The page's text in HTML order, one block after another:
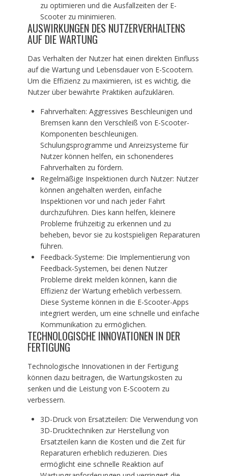
zu optimieren und die Ausfallzeiten der E-
Scooter zu minimieren.
AUSWIRKUNGEN DES NUTZERVERHALTENS
AUF DIE WARTUNG
Das Verhalten der Nutzer hat einen direkten Einfluss
auf die Wartung und Lebensdauer von E-Scootern.
Um die Effizienz zu maximieren, ist es wichtig, die
Nutzer über bewährte Praktiken aufzuklären.
Fahrverhalten: Aggressives Beschleunigen und
Bremsen kann den Verschleiß von E-Scooter-
Komponenten beschleunigen.
Schulungsprogramme und Anreizsysteme für
Nutzer können helfen, ein schonenderes
Fahrverhalten zu fördern.
Regelmäßige Inspektionen durch Nutzer: Nutzer
können angehalten werden, einfache
Inspektionen vor und nach jeder Fahrt
durchzuführen. Dies kann helfen, kleinere
Probleme frühzeitig zu erkennen und zu
beheben, bevor sie zu kostspieligen Reparaturen
führen.
Feedback-Systeme: Die Implementierung von
Feedback-Systemen, bei denen Nutzer
Probleme direkt melden können, kann die
Effizienz der Wartung erheblich verbessern.
Diese Systeme können in die E-Scooter-Apps
integriert werden, um eine schnelle und einfache
Kommunikation zu ermöglichen.
TECHNOLOGISCHE INNOVATIONEN IN DER
FERTIGUNG
Technologische Innovationen in der Fertigung
können dazu beitragen, die Wartungskosten zu
senken und die Leistung von E-Scootern zu
verbessern.
3D-Druck von Ersatzteilen: Die Verwendung von
3D-Drucktechniken zur Herstellung von
Ersatzteilen kann die Kosten und die Zeit für
Reparaturen erheblich reduzieren. Dies
ermöglicht eine schnelle Reaktion auf